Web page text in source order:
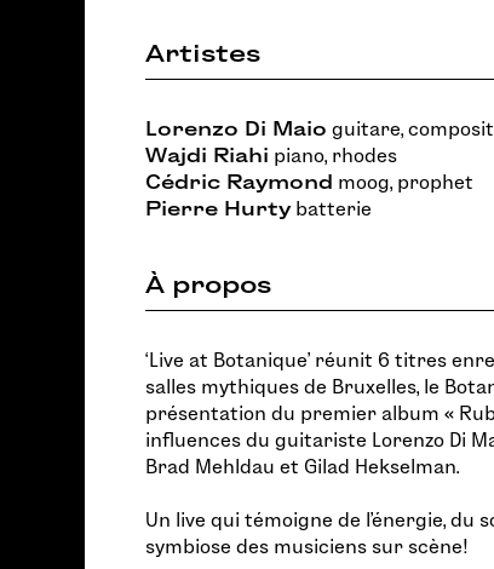
Artistes
Lorenzo Di Maio guitare,
Wajdi Riahi piano, rhodes
Cédric Raymond moog, prophet
Pierre Hurtybatterie
À propos
‘Live at Botanique’ réunit 6 titres
salles mythiques de Bruxelles, le
présentation du premier album «
influences du guitariste Lorenzo Di
Brad Mehldau et Gilad Hekselman.
Un live qui témoigne de l’énergie, du
symbiose des musiciens sur scène!